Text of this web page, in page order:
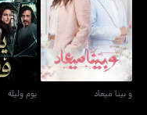
و بينا ميعاد
و بينا ميعاد يوم وليلة